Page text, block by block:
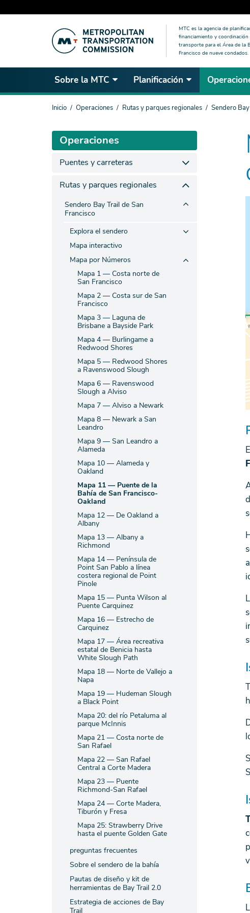
MTC es la agencia de
financiamiento y coordinación
transporte para el Área de la
Francisco de nueve condados.
Sobre la MTC Planificación
Estás
Inicio Operaciones Rutas y parques regionales Sendero
Operaciones
Puentes y carreteras
Rutas y parques regionales
Sendero Bay Trail de San
Francisco
Explora el sendero
Mapa interactivo
Mapa por Números
Mapa 1 — Costa norte de
San Francisco
Mapa 2 — Costa sur de San
Francisco
Mapa 3 — Laguna de
Brisbane a Bayside Park
Mapa 4 — Burlingame a
Redwood Shores
Mapa 5 — Redwood Shores
a Ravenswood Slough
Mapa 6 — Ravenswood
Slough a Alviso
Mapa 7 — Alviso a Newark
Mapa 8 — Newark a San
Leandro
Mapa 9 — San Leandro a
Alameda
Mapa 10 — Alameda y
Oakland
Mapa 11 — Puente de la
Bahía de San Francisco-
Oakland
Mapa 12 — De Oakland a
Albany
Mapa 13 — Albany a
Richmond
Mapa 14 — Península de
Point San Pablo a línea
costera regional de Point
Pinole
Mapa 15 — Punta Wilson al
Puente Carquinez
Mapa 16 — Estrecho de
Carquinez
Mapa 17 — Área recreativa
estatal de Benicia hasta
White Slough Path
Mapa 18 — Norte de Vallejo a
Napa
Mapa 19 — Hudeman Slough
a Black Point
Mapa 20: del río Petaluma al
parque McInnis
Mapa 21 — Costa norte de
San Rafael
Mapa 22 — San Rafael
Central a Corte Madera
Mapa 23 — Puente
Richmond-San Rafael
Mapa 24 — Corte Madera,
Tiburón y Fresa
Mapa 25: Strawberry Drive
hasta el puente Golden Gate
preguntas frecuentes
Sobre el sendero de la bahía
Pautas de diseño y kit de
herramientas de Bay Trail 2.0
Estrategia de acciones de Bay
Trail